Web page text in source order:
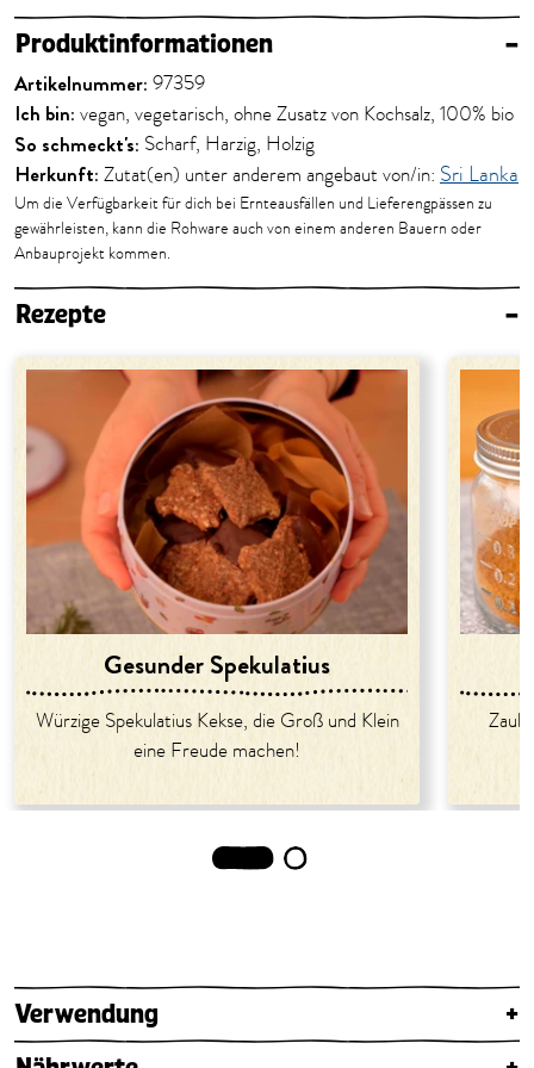
Produktinformationen –
Artikelnummer: 97359
Ich bin: vegan, vegetarisch, ohne Zusatz von Kochsalz, 100% bio
So schmeckt's: Scharf, Harzig, Holzig
Herkunft: Zutat(en) unter anderem angebaut von/in: Sri Lanka
Um die Verfügbarkeit für dich bei Ernteausfällen und Lieferengpässen zu
gewährleisten, kann die Rohware auch von einem anderen Bauern oder
Anbauprojekt kommen.
Rezepte –
Gesunder Spekulatius
Würzige Spekulatius Kekse, die Groß und Klein
eine Freude machen!
1 2
Verwendung
+